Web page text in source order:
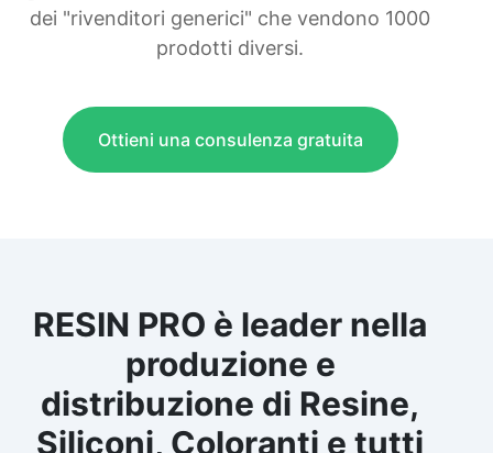
dei "rivenditori generici" che vendono 1000
prodotti diversi.
Ottieni una consulenza gratuita
RESIN PRO è leader nella
produzione e
distribuzione di Resine,
Siliconi, Coloranti e tutti